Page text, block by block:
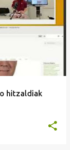
hitzaldiak